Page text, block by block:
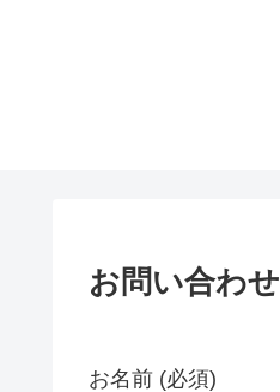
お問い合わせ
お名前 (必須)